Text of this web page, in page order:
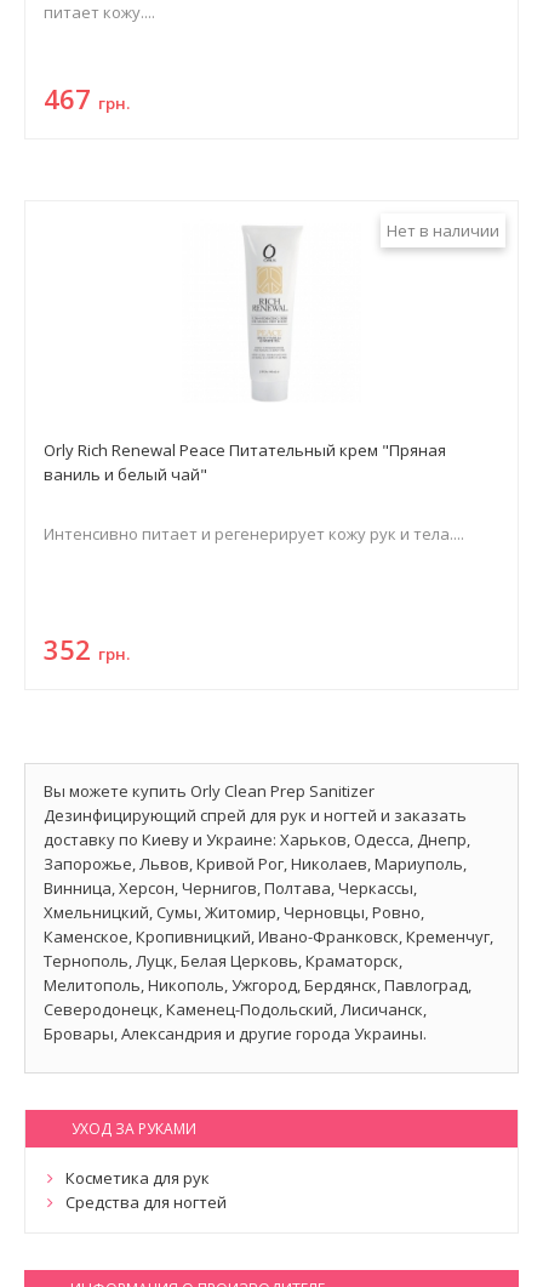
питает кожу....
467 грн.
Нет в наличии
Orly Rich Renewal Peace Питательный крем "Пряная
ваниль и белый чай"
Интенсивно питает и регенерирует кожу рук и тела....
352 грн.
Вы можете купить Orly Clean Prep Sanitizer
Дезинфицирующий спрей для рук и ногтей и заказать
доставку по Киеву и Украине: Харьков, Одесса, Днепр,
Запорожье, Львов, Кривой Рог, Николаев, Мариуполь,
Винница, Херсон, Чернигов, Полтава, Черкассы,
Хмельницкий, Сумы, Житомир, Черновцы, Ровно,
Каменское, Кропивницкий, Ивано-Франковск, Кременчуг,
Тернополь, Луцк, Белая Церковь, Краматорск,
Мелитополь, Никополь, Ужгород, Бердянск, Павлоград,
Северодонецк, Каменец-Подольский, Лисичанск,
Бровары, Александрия и другие города Украины.
УХОД ЗА РУКАМИ
Косметика для рук
Средства для ногтей